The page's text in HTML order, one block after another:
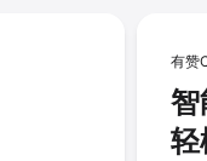
有赞
智
轻